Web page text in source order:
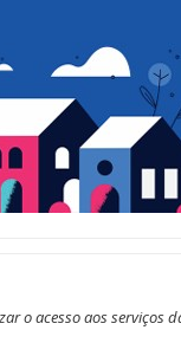
o acesso aos serviços